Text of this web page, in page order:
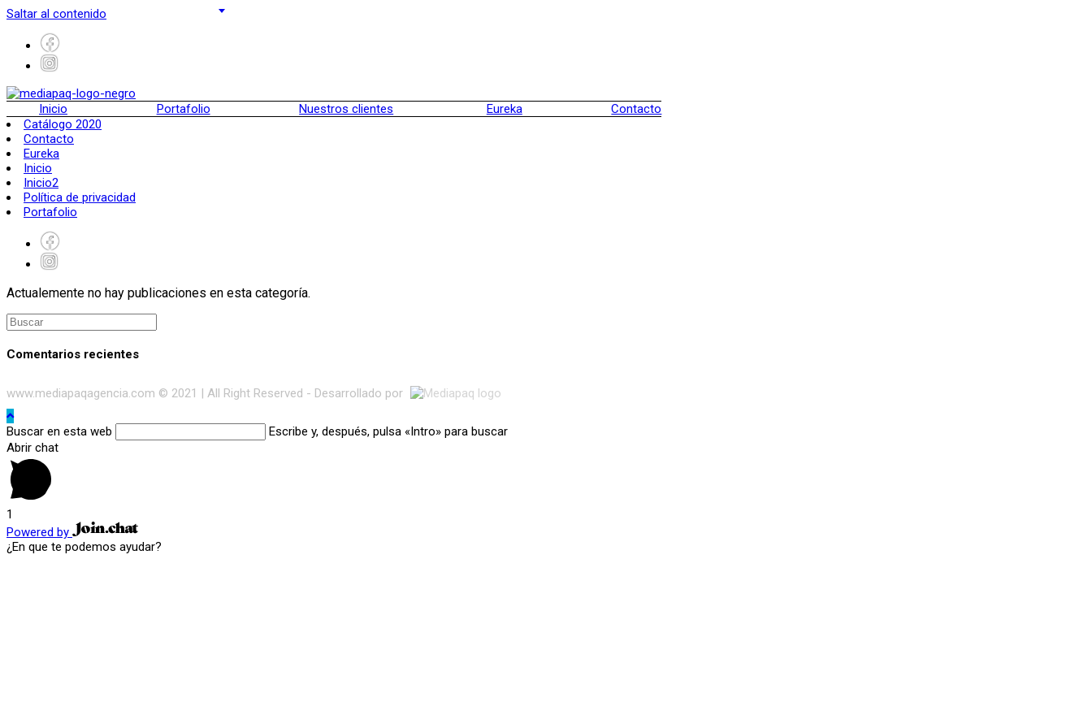
Saltar al contenido
Inicio Portafolio Nuestros clientes Eureka
Contacto
Catálogo 2020
Contacto
Eureka
Inicio
Inicio2
Política de privacidad
Portafolio
Actualemente no hay publicaciones en esta categoría.
Comentarios recientes
www.mediapaqagencia.com © 2021 | All Right Reserved - Desarrollado por
Buscar en esta web
Escribe y, después, pulsa «Intro» para buscar
Abrir chat
1
Powered by
¿En que te podemos ayudar?